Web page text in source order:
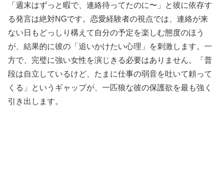
「週末はずっと暇で、連絡待ってたのに〜」と彼に依存す
る発言は絶対NGです。恋愛経験者の視点では、連絡が来
ない日もどっしり構えて自分の予定を楽しむ態度のほう
が、結果的に彼の「追いかけたい心理」を刺激します。一
方で、完璧に強い女性を演じきる必要はありません。「普
段は自立しているけど、たまに仕事の弱音を吐いて頼って
くる」というギャップが、一匹狼な彼の保護欲を最も強く
引き出します。